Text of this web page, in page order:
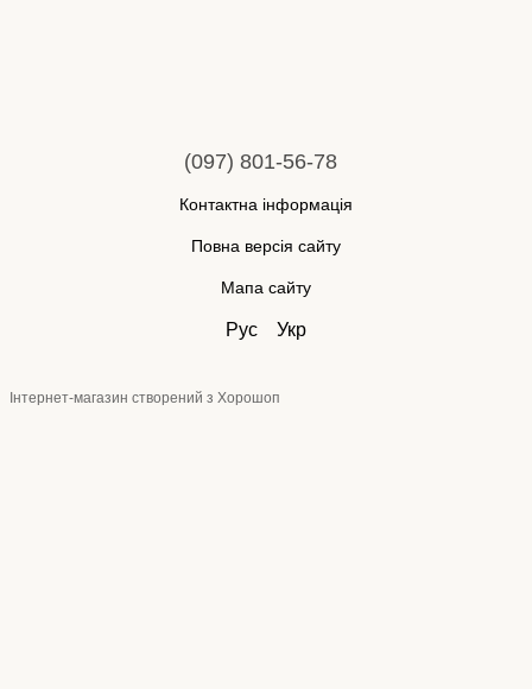
(097) 801-56-78
Контактна інформація
Повна версія сайту
Мапа сайту
Рус Укр
Інтернет-магазин створений з Хорошоп